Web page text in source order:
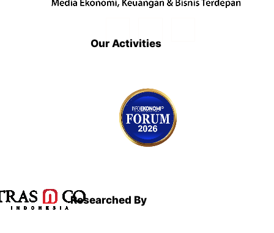
Our Activities
Researched By